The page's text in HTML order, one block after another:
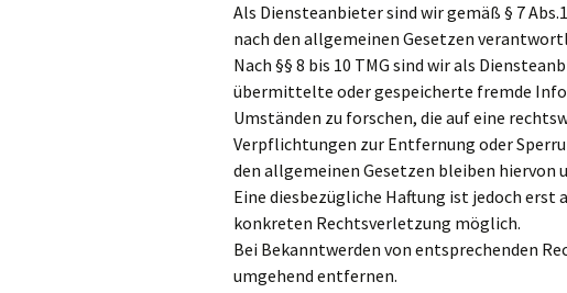
Als Diensteanbieter sind wir gemäß § 7
nach den allgemeinen Gesetzen
Nach §§ 8 bis 10 TMG sind wir als
übermittelte oder gespeicherte fremde
Umständen zu forschen, die auf eine
Verpflichtungen zur Entfernung oder
den allgemeinen Gesetzen bleiben hiervon
Eine diesbezügliche Haftung ist jedoch
konkreten Rechtsverletzung möglich.
Bei Bekanntwerden von entsprechenden
umgehend entfernen.